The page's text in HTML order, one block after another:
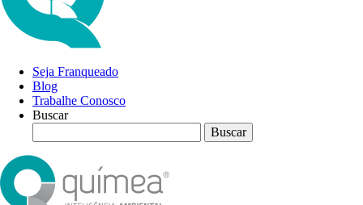
Seja Franqueado
Blog
Trabalhe Conosco
Buscar